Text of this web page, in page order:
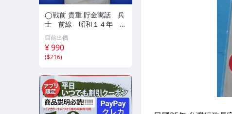
◯戦前 貴重 貯金寓話 兵
士 前線 昭和１４年 非
売品 貯金局 古い 昭和 レ
トロ アンティーク ヴィン
テージ ディスプレイ /426
14
目前出價
¥ 990
($216)